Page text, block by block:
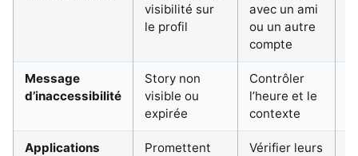
visibilité sur
le profil
avec un ami
ou un autre
compte
Message
d’inaccessibilité
Story non
visible ou
expirée
Contrôler
l’heure et le
contexte
Applications
Promettent
Vérifier leurs